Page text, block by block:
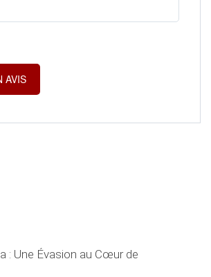
: Une Évasion au Cœur de